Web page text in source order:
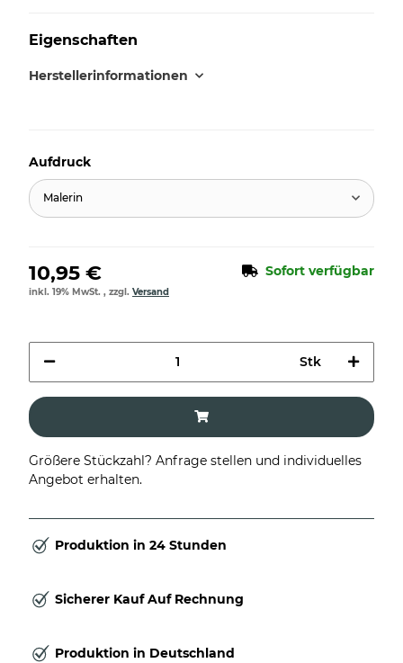
Eigenschaften
Herstellerinformationen
Aufdruck
Malerin
10,95 € Sofort verfügbar
inkl. 19% MwSt. , zzgl. Versand
Stk
Größere Stückzahl? Anfrage stellen und individuelles
Angebot erhalten.
Produktion in 24 Stunden
Sicherer Kauf Auf Rechnung
Produktion in Deutschland